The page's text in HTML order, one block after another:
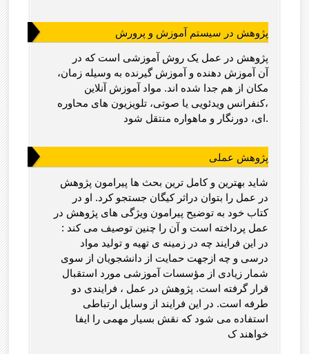
پژوهش در سیستم آموزش و پرورش
آن آموزش دهنده و آموزش گیرنده به وسیله زمان،
مکان از هم جدا شده اند. مواد آموزش آنلاین
،کنفرانس ویدئویی یا صوتی، تلویزیون های محاوره
ای، دورنگار و ماهواره منتقل شود.
پژوهش عملی
شاید بهترین و کامل ترین بحث ها پیرامون پژوهش
در عمل را بتوان دراثر کیگان جستجو کرد. او در
کتاب خود به توضیح پیرامون ویژگی های پژوهش در
عمل پرداخته است و آن را چنین توصیف می کند :
در این فرایند چه در زمینه ی تهیه و تولید مواد
درسی و چه ازجهت حمایت از دانشجویان از سوی
شمار زیادی از مؤسسات آموزشی مورد استقبال
قرار گرفته است. پژوهش در عمل ، فرایندی دو
طرفه است. در این فرایند از وسایل ارتباطی
استفاده می شود که نقش بسیار مهمی را ایفا
خواهند ک